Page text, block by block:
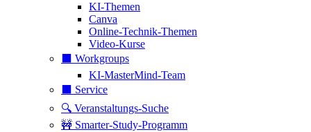
KI-Themen
Canva
Online-Technik-Themen
Video-Kurse
⬛️ Workgroups
KI-MasterMind-Team
⬛️ Service
🔍 Veranstaltungs-Suche
🚧 Smarter-Study-Programm